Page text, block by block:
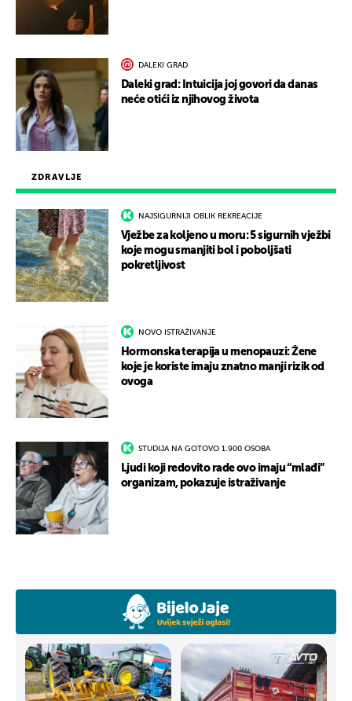
ZDRAVLJE
NAJSIGURNIJI OBLIK REKREACIJE
Vježbe za koljeno u moru: 5 sigurnih vježbi
koje mogu smanjiti bol i poboljšati
pokretljivost
NOVO ISTRAŽIVANJE
Hormonska terapija u menopauzi: Žene
koje je koriste imaju znatno manji rizik od
ovoga
STUDIJA NA GOTOVO 1.900 OSOBA
Ljudi koji redovito rade ovo imaju “mlađi”
organizam, pokazuje istraživanje
DALEKI GRAD
Daleki grad: Intuicija joj govori da danas
neće otići iz njihovog života